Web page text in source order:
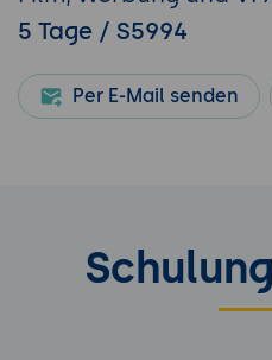
5 Tage / S5994
Per E-Mail senden